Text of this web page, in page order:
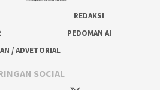
REDAKSI
PEDOMAN AI
/ ADVETORIAL
SOCIAL